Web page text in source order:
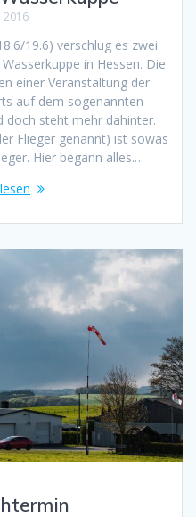
2016
19.6) verschlug es zwei
in Hessen. Die
einer Veranstaltung der
auf dem sogenannten
doch steht mehr dahinter.
Flieger genannt) ist sowas
Hier begann alles.…